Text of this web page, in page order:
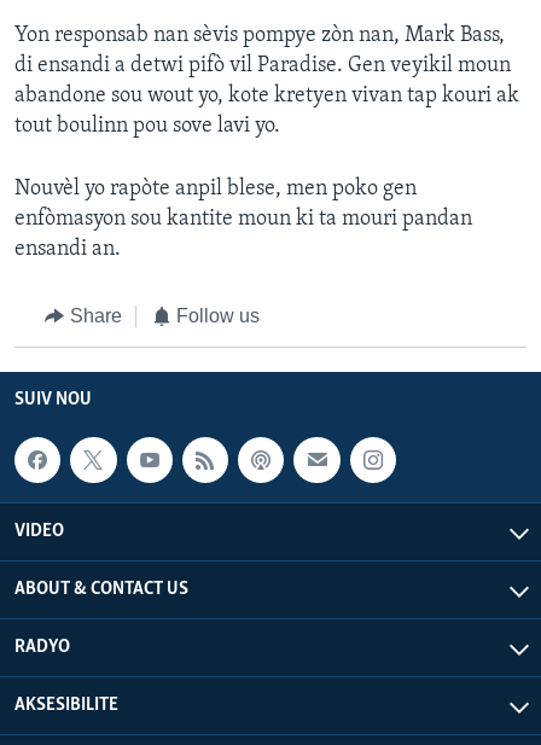
Yon responsab nan sèvis pompye zòn nan, Mark Bass,
di ensandi a detwi pifò vil Paradise. Gen veyikil moun
abandone sou wout yo, kote kretyen vivan tap kouri ak
tout boulinn pou sove lavi yo.
Nouvèl yo rapòte anpil blese, men poko gen
enfòmasyon sou kantite moun ki ta mouri pandan
ensandi an.
Share Follow us
SUIV NOU
VIDEO
ABOUT & CONTACT US
RADYO
AKSESIBILITE